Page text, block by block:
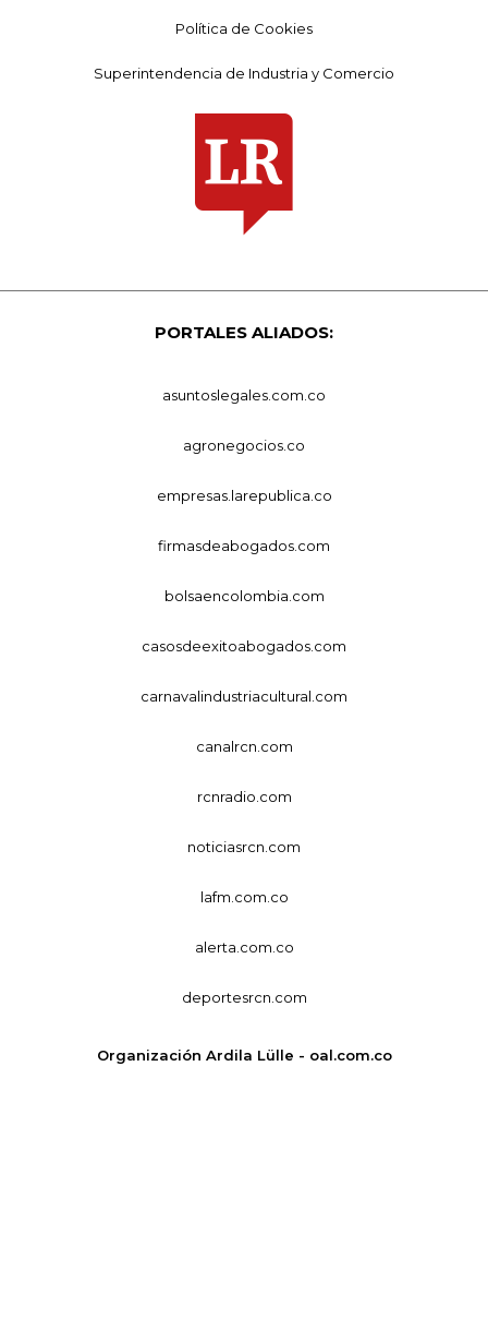
Política de Cookies
Superintendencia de Industria y Comercio
PORTALES ALIADOS:
asuntoslegales.com.co
agronegocios.co
empresas.larepublica.co
firmasdeabogados.com
bolsaencolombia.com
casosdeexitoabogados.com
carnavalindustriacultural.com
canalrcn.com
rcnradio.com
noticiasrcn.com
lafm.com.co
alerta.com.co
deportesrcn.com
Organización Ardila Lülle - oal.com.co